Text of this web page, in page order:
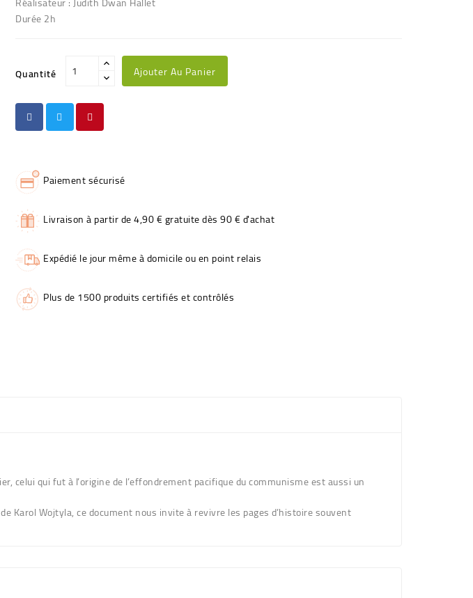
Durée 2h
Quantité Ajouter Au Panier
Paiement sécurisé
Livraison à partir de 4,90 € gratuite dès 90 € d'achat
Expédié le jour même à domicile ou en point relais
Plus de 1500 produits certifiés et contrôlés
celui qui fut à l’origine de l’effondrement pacifique du communisme est aussi un
Karol Wojtyla, ce document nous invite à revivre les pages d’histoire souvent